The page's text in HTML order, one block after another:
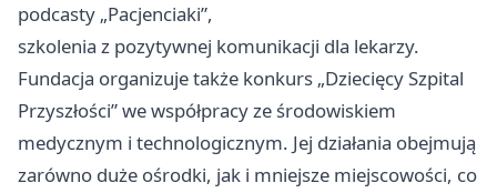
podcasty „Pacjenciaki”,
szkolenia z pozytywnej komunikacji dla lekarzy.
Fundacja organizuje także konkurs „Dziecięcy Szpital
Przyszłości” we współpracy ze środowiskiem
medycznym i technologicznym. Jej działania obejmują
zarówno duże ośrodki, jak i mniejsze miejscowości, co